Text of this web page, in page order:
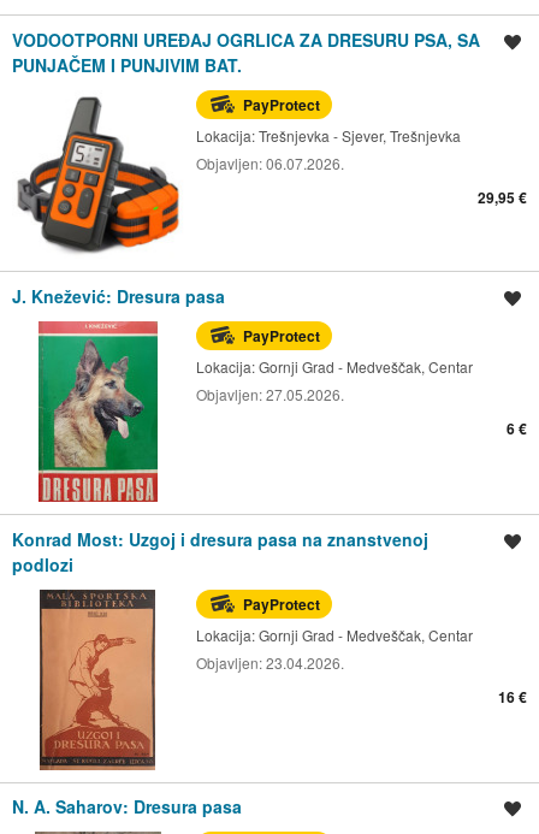
VODOOTPORNI UREĐAJ OGRLICA ZA DRESURU PSA, SA
PUNJAČEM I PUNJIVIM BAT.
PayProtect
Lokacija:Trešnjevka - Sjever, Trešnjevka
Objavljen:06.07.2026.
29,95 €
J. Knežević: Dresura pasa
PayProtect
Lokacija:Gornji Grad - Medveščak, Centar
Objavljen:27.05.2026.
6 €
Konrad Most: Uzgoj i dresura pasa na znanstvenoj
podlozi
PayProtect
Lokacija:Gornji Grad - Medveščak, Centar
Objavljen:23.04.2026.
16 €
N. A. Saharov: Dresura pasa